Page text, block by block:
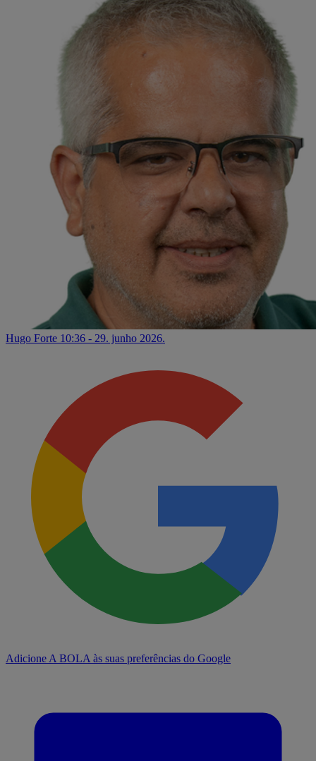
Hugo Forte 10:36 - 29. junho 2026.
Adicione A BOLA às suas preferências do Google